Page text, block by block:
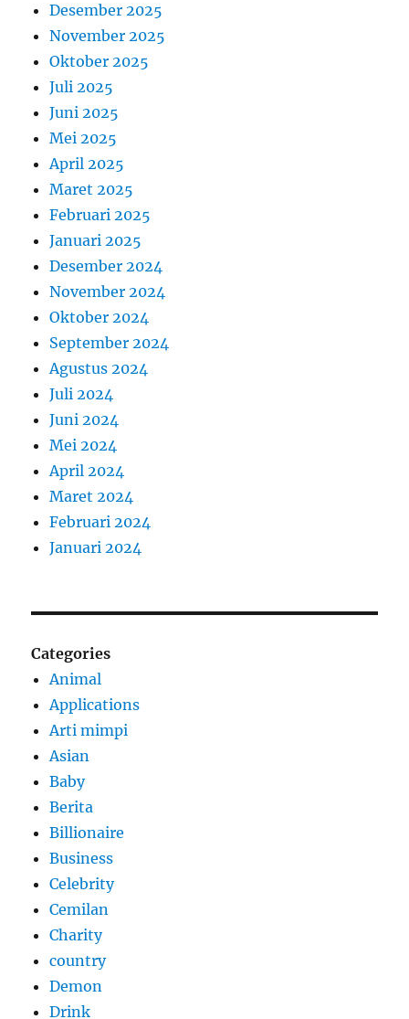
Desember 2025
November 2025
Oktober 2025
Juli 2025
Juni 2025
Mei 2025
April 2025
Maret 2025
Februari 2025
Januari 2025
Desember 2024
November 2024
Oktober 2024
September 2024
Agustus 2024
Juli 2024
Juni 2024
Mei 2024
April 2024
Maret 2024
Februari 2024
Januari 2024
Categories
Animal
Applications
Arti mimpi
Asian
Baby
Berita
Billionaire
Business
Celebrity
Cemilan
Charity
country
Demon
Drink